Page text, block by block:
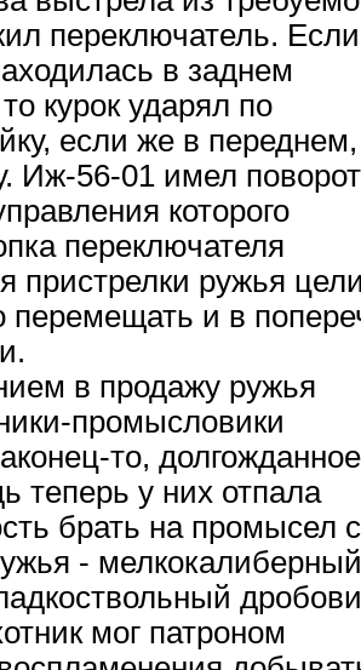
переключатель. Если
в заднем
курок ударял по
если же в переднем,
Иж-56-01 имел
которого
переключателя
пристрелки ружья
и в
в продажу ружья
промысловики
то, долгожданное
теперь у них отпала
брать на промысел с
- мелкокалиберный
мог патроном